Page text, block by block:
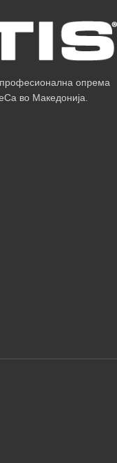
опрема
во Македонија.